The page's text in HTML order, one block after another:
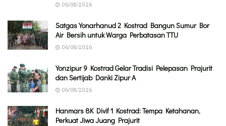
06/08/2026
Satgas Yonarhanud 2 Kostrad Bangun Sumur Bor
Air Bersih untuk Warga Perbatasan TTU
06/08/2026
Yonzipur 9 Kostrad Gelar Tradisi Pelepasan Prajurit
dan Sertijab Danki Zipur A
06/08/2026
Hanmars 8K Divif 1 Kostrad: Tempa Ketahanan,
Perkuat Jiwa Juang Prajurit